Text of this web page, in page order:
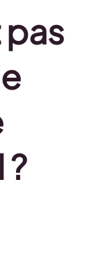
pas